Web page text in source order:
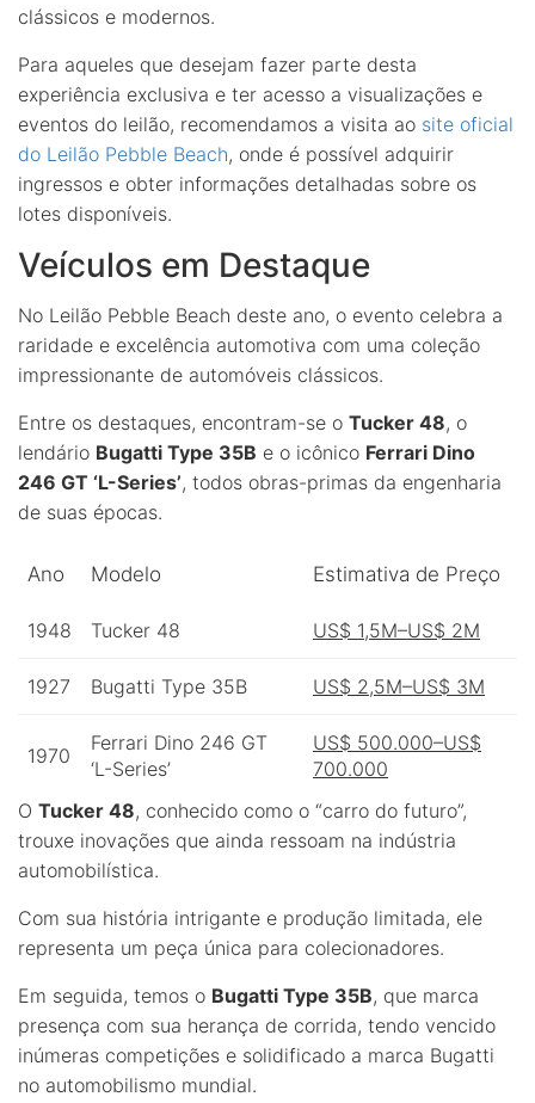
clássicos e modernos.
Para aqueles que desejam fazer parte desta
experiência exclusiva e ter acesso a visualizações e
eventos do leilão, recomendamos a visita ao site oficial
do Leilão Pebble Beach, onde é possível adquirir
ingressos e obter informações detalhadas sobre os
lotes disponíveis.
Veículos em Destaque
No Leilão Pebble Beach deste ano, o evento celebra a
raridade e excelência automotiva com uma coleção
impressionante de automóveis clássicos.
Entre os destaques, encontram-se o Tucker 48, o
lendário Bugatti Type 35B e o icônico Ferrari Dino
246 GT ‘L-Series’, todos obras-primas da engenharia
de suas épocas.
Ano Modelo Estimativa de Preço
1948 Tucker 48 US$ 1,5M–US$ 2M
1927 Bugatti Type 35B US$ 2,5M–US$ 3M
1970
Ferrari Dino 246 GT
‘L-Series’
US$ 500.000–US$
700.000
O Tucker 48, conhecido como o “carro do futuro”,
trouxe inovações que ainda ressoam na indústria
automobilística.
Com sua história intrigante e produção limitada, ele
representa um peça única para colecionadores.
Em seguida, temos o Bugatti Type 35B, que marca
presença com sua herança de corrida, tendo vencido
inúmeras competições e solidificado a marca Bugatti
no automobilismo mundial.